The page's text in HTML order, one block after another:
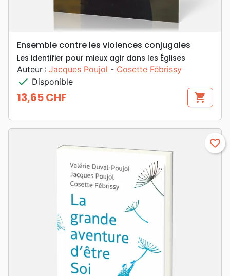
Ensemble contre les violences conjugales
Les identifier pour mieux agir dans les Églises
Auteur : Jacques Poujol - Cosette Fébrissy
check Disponible
Prix
13,65 CHF shopping_cart
favorite_border